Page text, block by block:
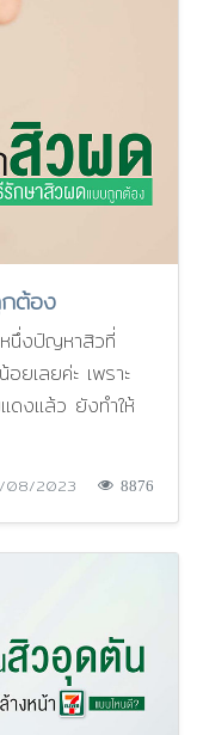
ต้อง
นึ่งปัญหาสิวที่
ยเลยค่ะ เพราะ
ดงแล้ว ยังทำให้
08/2023 8876